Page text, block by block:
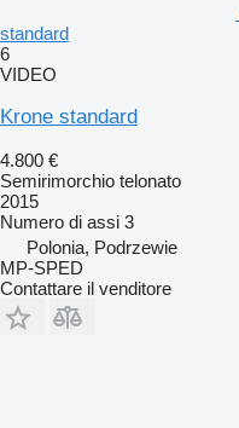
standard
6
VIDEO
Krone standard
4.800 €
Semirimorchio telonato
2015
Numero di assi 3
Polonia, Podrzewie
MP-SPED
Contattare il venditore